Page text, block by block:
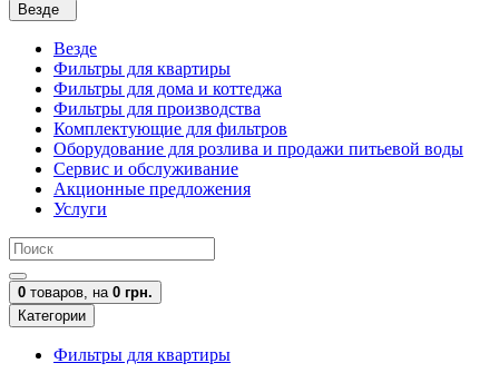
Везде
Везде
Фильтры для квартиры
Фильтры для дома и коттеджа
Фильтры для производства
Комплектующие для фильтров
Оборудование для розлива и продажи питьевой воды
Сервис и обслуживание
Акционные предложения
Услуги
0 товаров, на 0 грн.
Категории
Фильтры для квартиры